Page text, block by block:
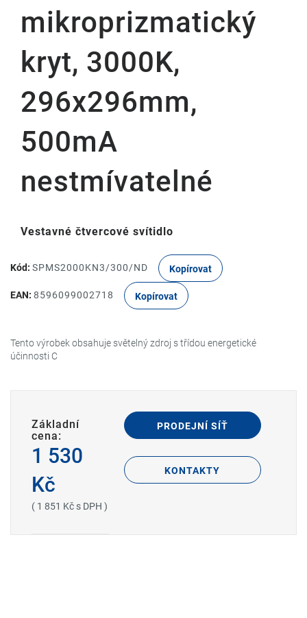
mikroprizmatický
kryt, 3000K,
296x296mm,
500mA
nestmívatelné
Vestavné čtvercové svítidlo
Kód: SPMS2000KN3/300/ND Kopírovat
EAN: 8596099002718 Kopírovat
Tento výrobek obsahuje světelný zdroj s třídou energetické
účinnosti C
Základní
cena:
1 530
Kč
( 1 851 Kč s DPH )
PRODEJNÍ SÍŤ
KONTAKTY